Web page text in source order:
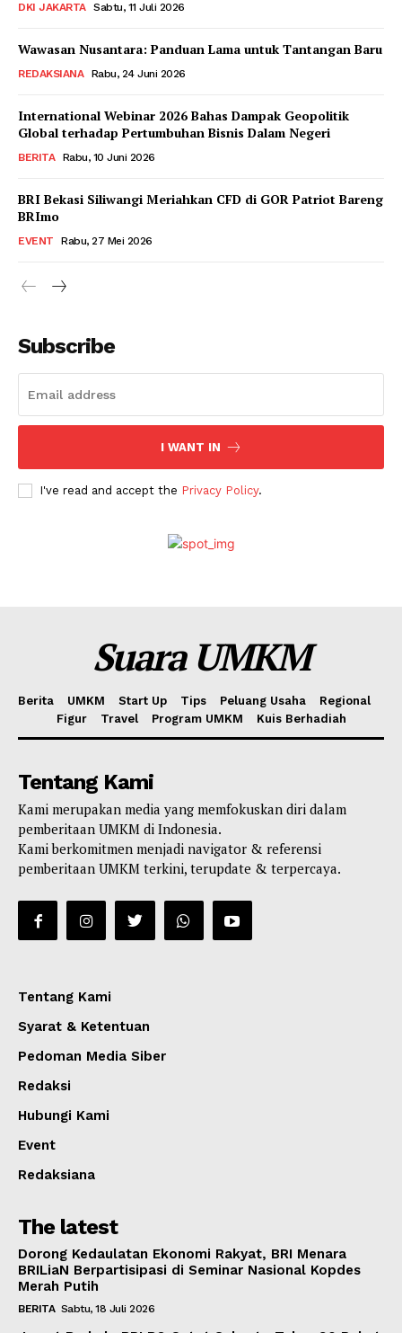
DKI JAKARTA Sabtu, 11 Juli 2026
Wawasan Nusantara: Panduan Lama untuk Tantangan Baru
REDAKSIANA Rabu, 24 Juni 2026
International Webinar 2026 Bahas Dampak Geopolitik
Global terhadap Pertumbuhan Bisnis Dalam Negeri
BERITA Rabu, 10 Juni 2026
BRI Bekasi Siliwangi Meriahkan CFD di GOR Patriot Bareng
BRImo
EVENT Rabu, 27 Mei 2026
Subscribe
I WANT IN
I've read and accept the Privacy Policy.
Suara UMKM
Berita UMKM Start Up Tips Peluang Usaha
Regional
Figur
Travel Program UMKM Kuis Berhadiah
Tentang Kami
Kami merupakan media yang memfokuskan diri dalam
pemberitaan UMKM di Indonesia.
Kami berkomitmen menjadi navigator & referensi
pemberitaan UMKM terkini, terupdate & terpercaya.
Tentang Kami
Syarat & Ketentuan
Pedoman Media Siber
Redaksi
Hubungi Kami
Event
Redaksiana
The latest
Dorong Kedaulatan Ekonomi Rakyat, BRI Menara
BRILiaN Berpartisipasi di Seminar Nasional Kopdes
Merah Putih
BERITA Sabtu, 18 Juli 2026